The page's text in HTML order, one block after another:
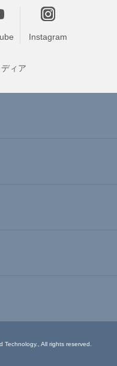
Instagram
ディア
All rights reserved.